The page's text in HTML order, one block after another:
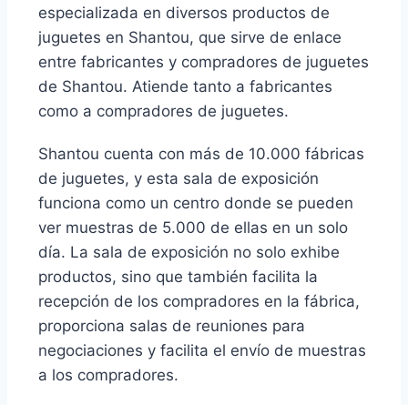
especializada en diversos productos de
juguetes en Shantou, que sirve de enlace
entre fabricantes y compradores de juguetes
de Shantou. Atiende tanto a fabricantes
como a compradores de juguetes.
Shantou cuenta con más de 10.000 fábricas
de juguetes, y esta sala de exposición
funciona como un centro donde se pueden
ver muestras de 5.000 de ellas en un solo
día. La sala de exposición no solo exhibe
productos, sino que también facilita la
recepción de los compradores en la fábrica,
proporciona salas de reuniones para
negociaciones y facilita el envío de muestras
a los compradores.